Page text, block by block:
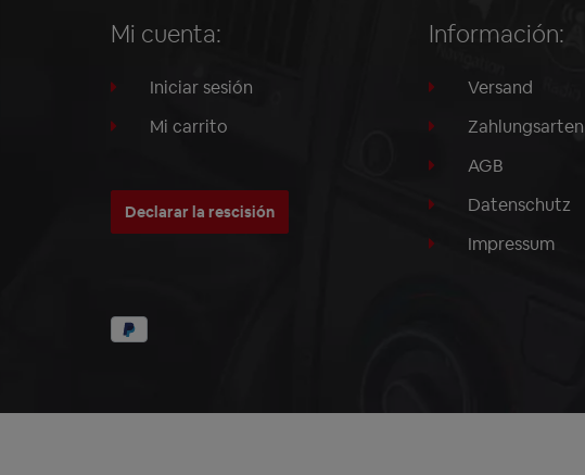
Mi cuenta:
Iniciar sesión
Mi carrito
Declarar la rescisión
Información:
Versand
Zahlungsarten
AGB
Datenschutz
Impressum